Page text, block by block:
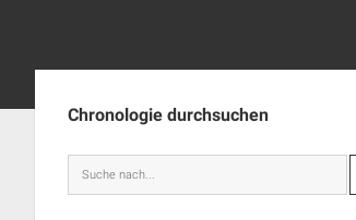
Chronologie durchsuchen